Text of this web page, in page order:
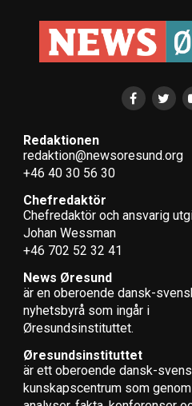
Redaktionen
redaktion@newsoresund.org
+46 40 30 56 30
Chefredaktör
Chefredaktör och ansvarig
Johan Wessman
+46 702 52 32 41
News Øresund
är en oberoende dansk-
nyhets­byrå som ingår i
Øresundsinstituttet.
Øresundsinstituttet
är ett oberoende dansk-
kunskapscentrum som genom